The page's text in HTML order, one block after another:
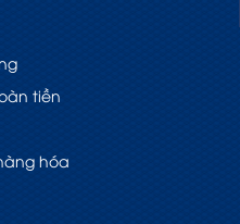
tiền
hóa